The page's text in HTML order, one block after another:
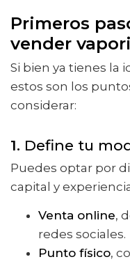
Primeros
vender
Si bien ya tienes la
estos son los
considerar:
1. Define tu
Puedes optar por
capital y
Venta online,
redes sociales.
Punto físico,